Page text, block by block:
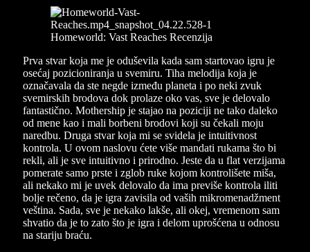
Prva stvar koja me je oduševila kada sam startovao igru je
osećaj pozicioniranja u svemiru. Tiha melodija koja je
označavala da ste negde između planeta i po neki zvuk
svemirskih brodova dok prolaze oko vas, sve je delovalo
fantastično. Mothership je stajao na poziciji ne tako daleko
od mene kao i mali borbeni brodovi koji su čekali moju
naredbu. Druga stvar koja mi se svidela je intuitivnost
kontrola. U ovom naslovu ćete više mandati rukama što bi
rekli, ali je sve intuitivno i prirodno. Jeste da u flat verzijama
pomerate samo prste i zglob ruke kojom kontrolišete miša,
ali nekako mi je uvek delovalo da ima previše kontrola iliti
bolje rečeno, da je igra zavisila od vaših mikromenadžment
veština. Sada, sve je nekako lakše, ali okej, vremenom sam
shvatio da je to zato što je igra i delom uprošćena u odnosu
na stariju braću.